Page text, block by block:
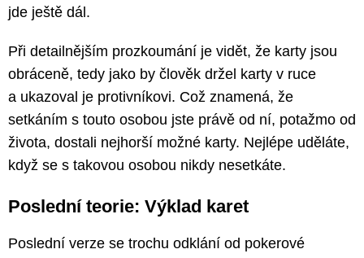
jde ještě dál.
Při detailnějším prozkoumání je vidět, že karty jsou
obráceně, tedy jako by člověk držel karty v ruce
a ukazoval je protivníkovi. Což znamená, že
setkáním s touto osobou jste právě od ní, potažmo od
života, dostali nejhorší možné karty. Nejlépe uděláte,
když se s takovou osobou nikdy nesetkáte.
Poslední teorie: Výklad karet
Poslední verze se trochu odklání od pokerové